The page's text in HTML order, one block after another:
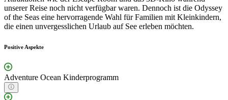
unserer Reise noch nicht verfügbar waren. Dennoch ist die Odyssey
of the Seas eine hervorragende Wahl für Familien mit Kleinkindern,
die einen unvergesslichen Urlaub auf See erleben möchten.
Positive Aspekte
Adventure Ocean Kinderprogramm